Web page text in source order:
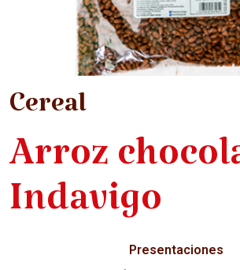
Cereal
Arroz
Indavigo
Presentaciones